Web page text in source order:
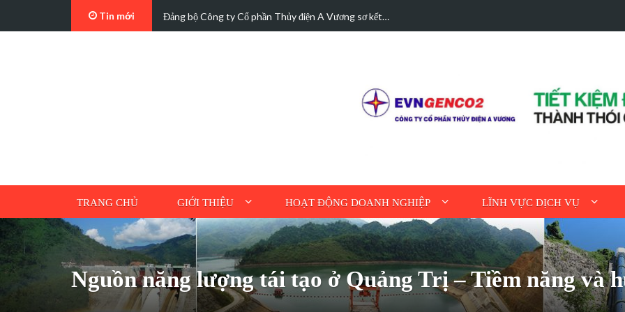
Tin mới Các trường hợp điện mặt trời mái nhà được bán điện dư
TRANG CHỦ GIỚI THIỆU HOẠT ĐỘNG DOANH NGHIỆP LĨNH VỰC DỊCH VỤ
Nguồn năng lượng tái tạo ở Quảng Trị – Tiềm năng và